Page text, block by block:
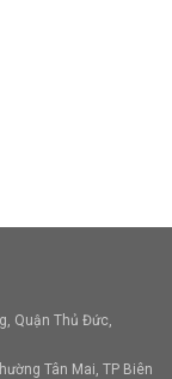
Quận Thủ Đức,
Tân Mai, TP Biên